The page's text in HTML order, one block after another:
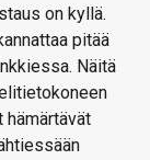
on kyllä.
pitää
Näitä
hämärtävät